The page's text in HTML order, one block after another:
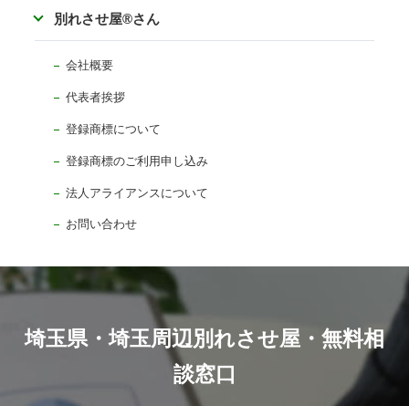
別れさせ屋®さん
会社概要
代表者挨拶
登録商標について
登録商標のご利用申し込み
法人アライアンスについて
お問い合わせ
埼玉県・埼玉周辺別れさせ屋・無料相
談窓口